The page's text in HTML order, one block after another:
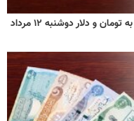
قیمت دینار عراق امروز + نرخ ارز اربعین دولتی به تومان و دلار دوشنبه ۱۲ مرداد